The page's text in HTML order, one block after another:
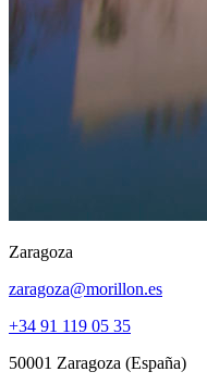
Zaragoza
zaragoza@morillon.es
+34 91 119 05 35
50001 Zaragoza (España)